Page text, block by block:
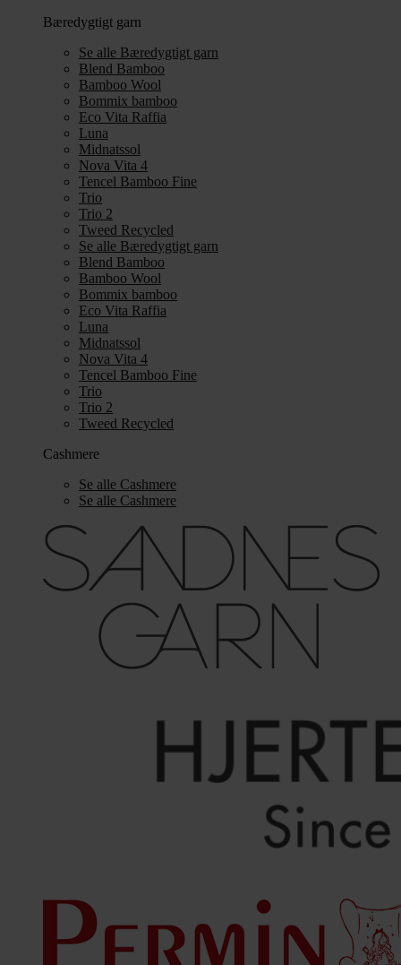
Bæredygtigt garn
Se alle Bæredygtigt garn
Blend Bamboo
Bamboo Wool
Bommix bamboo
Eco Vita Raffia
Luna
Midnatssol
Nova Vita 4
Tencel Bamboo Fine
Trio
Trio 2
Tweed Recycled
Se alle Bæredygtigt garn
Blend Bamboo
Bamboo Wool
Bommix bamboo
Eco Vita Raffia
Luna
Midnatssol
Nova Vita 4
Tencel Bamboo Fine
Trio
Trio 2
Tweed Recycled
Cashmere
Se alle Cashmere
Se alle Cashmere